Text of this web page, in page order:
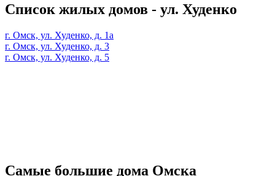
Список жилых домов - ул. Худенко
г. Омск, ул. Худенко, д. 1а
г. Омск, ул. Худенко, д. 3
г. Омск, ул. Худенко, д. 5
Самые большие дома Омска